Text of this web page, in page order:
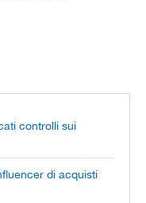
controlli sui
di acquisti